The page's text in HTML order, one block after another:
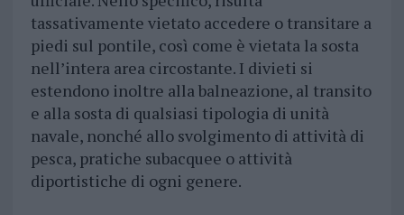
tassativamente vietato accedere o transitare a
piedi sul pontile, così come è vietata la sosta
nell’intera area circostante. I divieti si
estendono inoltre alla balneazione, al transito
e alla sosta di qualsiasi tipologia di unità
navale, nonché allo svolgimento di attività di
pesca, pratiche subacquee o attività
diportistiche di ogni genere.